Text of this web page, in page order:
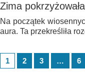
Zima
Na początek
aura. Ta przekreśliła
1 2 3 … 6